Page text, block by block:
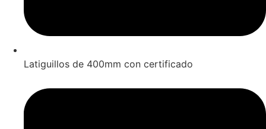
Latiguillos de 400mm con certificado